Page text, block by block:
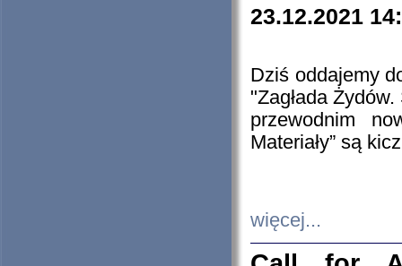
23.12.2021
Dziś oddajemy
"Zagłada
przewodnim
Materiały” są
więcej...